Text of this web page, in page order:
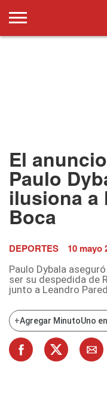
El
Paulo
ilusiona a
Boca
DEPORTES 10 mayo
Paulo Dybala
ser su despedida de
junto a Leandro
+Agregar MinutoUno en